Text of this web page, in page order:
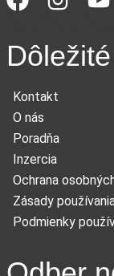
Kontakt
O nás
Poradňa
Inzercia
Ochrana
Zásady
Podmienky